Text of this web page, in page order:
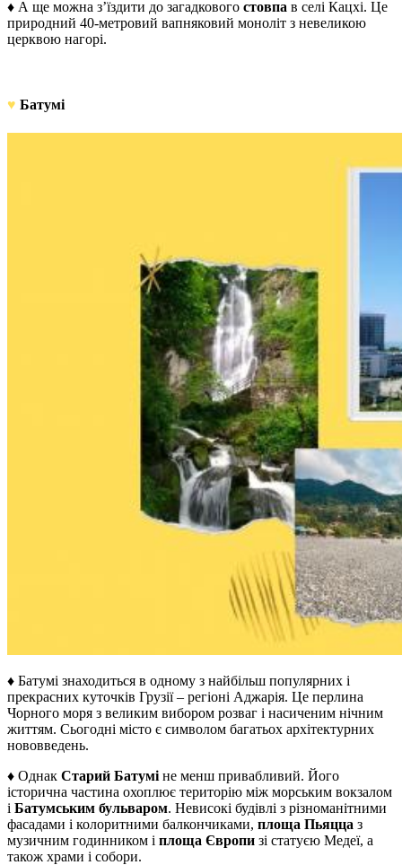
♦ А ще можна з’їздити до загадкового стовпа в селі Кацхі. Це
природний 40-метровий вапняковий моноліт з невеликою
церквою нагорі.
♥ Батумі
♦ Батумі знаходиться в одному з найбільш популярних і
прекрасних куточків Грузії – регіоні Аджарія. Це перлина
Чорного моря з великим вибором розваг і насиченим нічним
життям. Сьогодні місто є символом багатьох архітектурних
нововведень.
♦ Однак Старий Батумі не менш привабливий. Його
історична частина охоплює територію між морським вокзалом
і Батумським бульваром. Невисокі будівлі з різноманітними
фасадами і колоритними балкончиками, площа Пьяцца з
музичним годинником і площа Європи зі статуєю Медеї, а
також храми і собори.